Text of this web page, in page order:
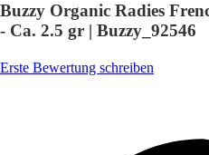
Buzzy Organic Radies
- Ca. 2.5 gr | Buzzy_92546
Erste Bewertung schreiben